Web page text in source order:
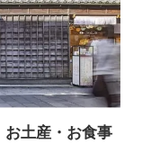
お土産・お食事